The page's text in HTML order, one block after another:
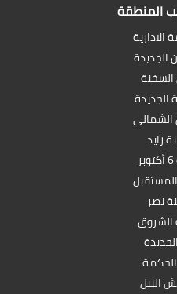
المنطقة
الادارية
الجديدة
السخنة
الجديدة
الشمالى
زايد
نصر
الشروق
النيل